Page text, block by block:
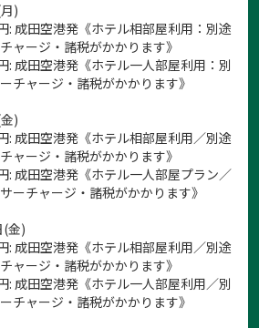
)
: 成田空港発《ホテル相部屋利用：別途
ャージ・諸税がかかります》
: 成田空港発《ホテル一人部屋利用：別
チャージ・諸税がかかります》
)
: 成田空港発《ホテル相部屋利用／別途
ャージ・諸税がかかります》
: 成田空港発《ホテル一人部屋プラン／
ーチャージ・諸税がかかります》
(金)
: 成田空港発《ホテル相部屋利用／別途
ャージ・諸税がかかります》
: 成田空港発《ホテル一人部屋利用／別
チャージ・諸税がかかります》